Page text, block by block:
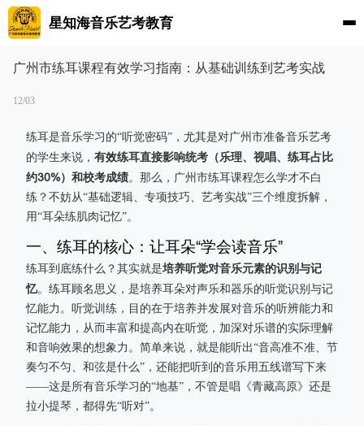
星知海音乐艺考教育
广州市练耳课程有效学习指南：从基础训练到艺考实战
12/03
练耳是音乐学习的“听觉密码”，尤其是对广州市准备音乐艺考
的学生来说， 有效练耳直接影响统考（乐理、视唱、练耳占比
约30%）和校考成绩。那么，广州市练耳课程怎么学才不白
练？不妨从“基础逻辑、专项技巧、艺考实战”三个维度拆解，
用“耳朵练肌肉记忆”。
一、练耳的核心：让耳朵“学会读音乐”
练耳到底练什么？其实就是培养听觉对音乐元素的识别与记
忆。练耳顾名思义，是培养耳朵对声乐和器乐的听觉识别与记
忆能力。听觉训练，目的在于培养并发展对音乐的听辨能力和
记忆能力，从而丰富和提高内在听觉，加深对乐谱的实际理解
和音响效果的想象力。简单来说，就是能听出“音高准不准、节
奏匀不匀、和弦是什么”，还能把听到的音乐用五线谱写下来
——这是所有音乐学习的“地基”，不管是唱《青藏高原》还是
拉小提琴，都得先“听对”。